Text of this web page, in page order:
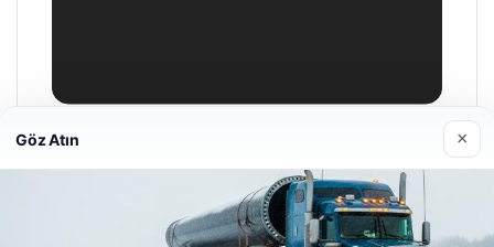
Hastaş Beton
Göz Atın ×